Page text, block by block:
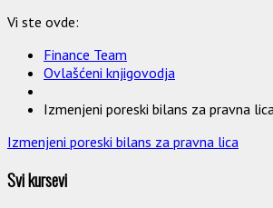
Vi ste ovde:
Finance Team
Ovlašćeni knjigovodja
Izmenjeni poreski bilans za pravna lica
Izmenjeni poreski bilans za pravna lica
Svi kursevi